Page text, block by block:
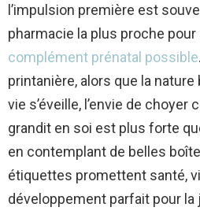
l’impulsion première est
pharmacie la plus proche pour
complément prénatal possible
printanière, alors que la
vie s’éveille, l’envie de
grandit en soi est plus forte
en contemplant de belles
étiquettes promettent santé,
développement parfait pour la